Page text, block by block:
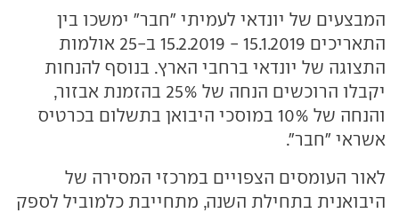
המבצעים של יונדאי לעמיתי "חבר" ימשכו בין
התאריכים 15.1.2019 - 15.2.2019 ב-25 אולמות
התצוגה של יונדאי ברחבי הארץ. בנוסף להנחות
יקבלו הרוכשים הנחה של 25% בהזמנת אבזור,
והנחה של 10% במוסכי היבואן בתשלום בכרטיס
אשראי "חבר".
לאור העומסים הצפויים במרכזי המסירה של
היבואנית בתחילת השנה, מתחייבת כלמוביל לספק